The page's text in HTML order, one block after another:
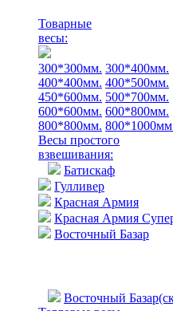
Товарные
весы:
300*300мм. 300*400мм.
400*400мм. 400*500мм.
450*600мм. 500*700мм.
600*600мм. 600*800мм.
800*800мм.
Весы простого
взвешивания:
Батискаф
Гулливер
Красная Армия
Красная Армия
Восточный Базар
Восточный